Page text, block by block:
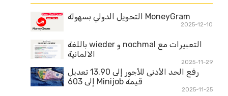
MoneyGram التحويل الدولي بسهولة
2025-12-10
التعبيرات مع nochmal و wieder باللغة
الالمانية
2025-11-29
رفع الحد الأدنى للأجور إلى 13.90 تعديل
قيمة Minijob إلى 603
2025-11-25